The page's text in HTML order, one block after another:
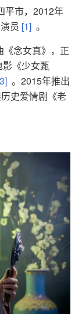
平市，2012年
员 [1] 。
念女真》，正
《少女甄
。2015年推出
史爱情剧《老